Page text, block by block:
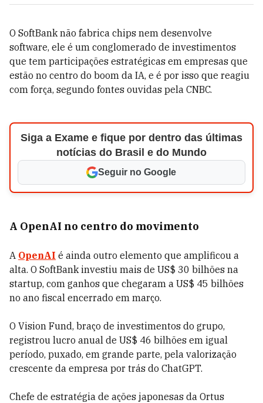
O SoftBank não fabrica chips nem desenvolve
software, ele é um conglomerado de investimentos
que tem participações estratégicas em empresas que
estão no centro do boom da IA, e é por isso que reagiu
com força, segundo fontes ouvidas pela CNBC.
Siga a Exame e fique por dentro das últimas
notícias do Brasil e do Mundo
Seguir no Google
A OpenAI no centro do movimento
A OpenAI é ainda outro elemento que amplificou a
alta. O SoftBank investiu mais de US$ 30 bilhões na
startup, com ganhos que chegaram a US$ 45 bilhões
no ano fiscal encerrado em março.
O Vision Fund, braço de investimentos do grupo,
registrou lucro anual de US$ 46 bilhões em igual
período, puxado, em grande parte, pela valorização
crescente da empresa por trás do ChatGPT.
Chefe de estratégia de ações japonesas da Ortus